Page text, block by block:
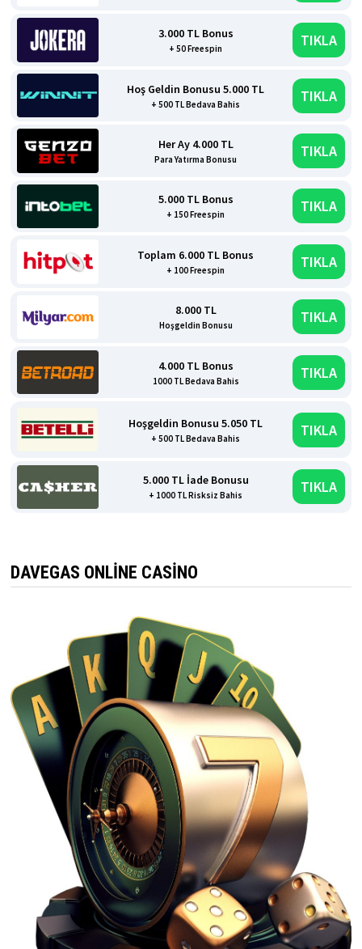
3.000 TL Bonus
+ 50 Freespin TIKLA
Hoş Geldin Bonusu 5.000 TL
+ 500 TL Bedava Bahis TIKLA
Her Ay 4.000 TL
Para Yatırma Bonusu TIKLA
5.000 TL Bonus
+ 150 Freespin TIKLA
Toplam 6.000 TL Bonus
+ 100 Freespin TIKLA
8.000 TL
Hoşgeldin Bonusu TIKLA
4.000 TL Bonus
1000 TL Bedava Bahis TIKLA
Hoşgeldin Bonusu 5.050 TL
+ 500 TL Bedava Bahis TIKLA
5.000 TL İade Bonusu
+ 1000 TL Risksiz Bahis TIKLA
DAVEGAS ONLINE CASINO